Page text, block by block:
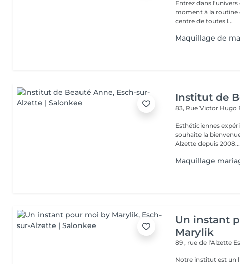
Entrez dans
moment à la routine du quotidien.
centre de toutes l...
Maquillage de
Institut de
83, Rue Victor Hugo
Esthéticiennes
souhaite la
Alzette depuis 2008...
Maquillage
Un instant
Marylik
89 , rue de l'Alzette
Notre institut est un